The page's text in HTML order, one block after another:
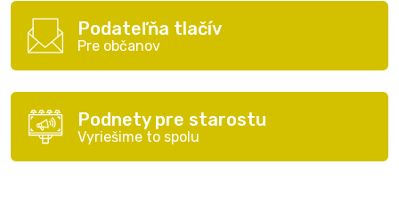
Podateľňa tlačív
Pre občanov
Podnety pre starostu
Vyriešime to spolu